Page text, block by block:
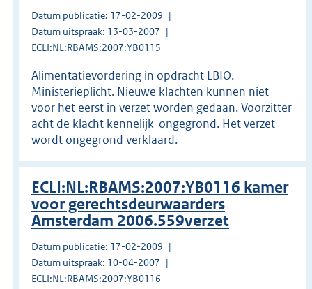
Datum publicatie: 17-02-2009
Datum uitspraak: 13-03-2007
ECLI:NL:RBAMS:2007:YB0115
Alimentatievordering in opdracht LBIO.
Ministerieplicht. Nieuwe klachten kunnen niet
voor het eerst in verzet worden gedaan. Voorzitter
acht de klacht kennelijk-ongegrond. Het verzet
wordt ongegrond verklaard.
ECLI:NL:RBAMS:2007:YB0116 kamer
voor gerechtsdeurwaarders
Amsterdam 2006.559verzet
Datum publicatie: 17-02-2009
Datum uitspraak: 10-04-2007
ECLI:NL:RBAMS:2007:YB0116